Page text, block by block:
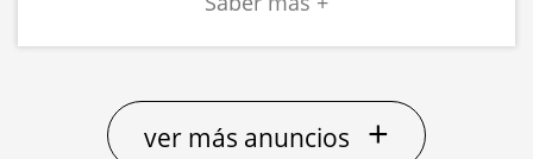
ver más anuncios +